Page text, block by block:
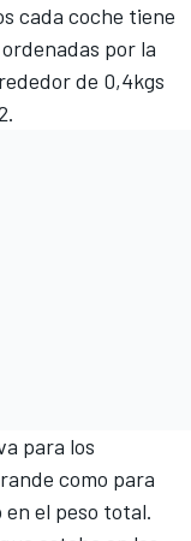
cada coche tiene
por la
de 0,4kgs
para los
como para
el peso total.